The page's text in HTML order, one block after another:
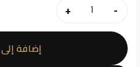
-
كمية
ساعة
هوجو
بوس
+
إضافة